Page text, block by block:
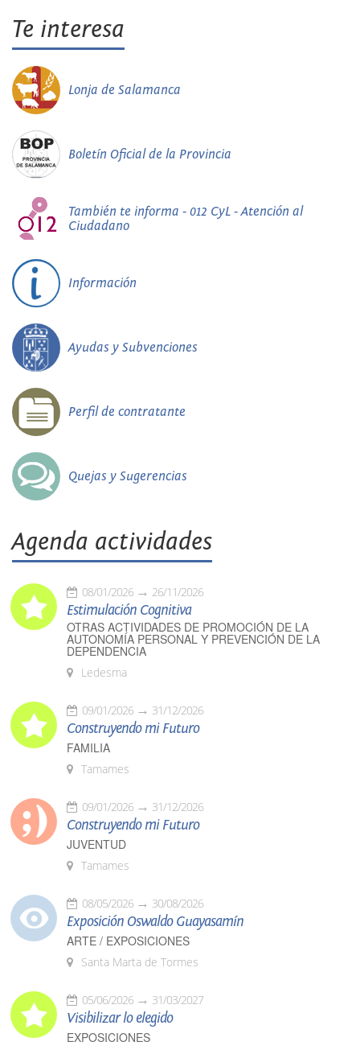
Te interesa
Lonja de Salamanca
Boletín Oficial de la Provincia
También te informa - 012 CyL - Atención al
Ciudadano
Información
Ayudas y Subvenciones
Perfil de contratante
Quejas y Sugerencias
Agenda actividades
08/01/2026 26/11/2026
Estimulación Cognitiva
OTRAS ACTIVIDADES DE PROMOCIÓN DE LA
AUTONOMÍA PERSONAL Y PREVENCIÓN DE LA
DEPENDENCIA
Ledesma
09/01/2026 31/12/2026
Construyendo mi Futuro
FAMILIA
Tamames
09/01/2026 31/12/2026
Construyendo mi Futuro
JUVENTUD
Tamames
08/05/2026 30/08/2026
Exposición Oswaldo Guayasamín
ARTE / EXPOSICIONES
Santa Marta de Tormes
05/06/2026 31/03/2027
Visibilizar lo elegido
EXPOSICIONES